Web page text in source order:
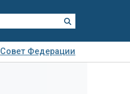
Совет Федерации